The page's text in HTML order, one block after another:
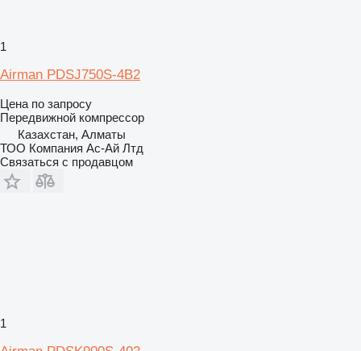
1
Airman PDSJ750S-4B2
Цена по запросу
Передвижной компрессор
Казахстан, Алматы
ТОО Компания Ас-Ай Лтд
Связаться с продавцом
1